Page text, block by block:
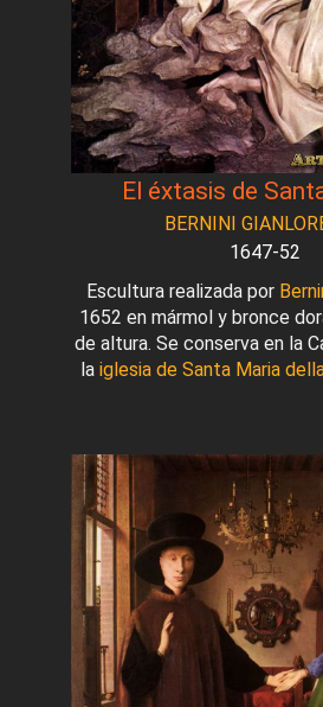
El éxtasis de
BERNINI
1647-52
Escultura realizada por
1652 en mármol y bronce
de altura. Se conserva en la
la iglesia de Santa Maria